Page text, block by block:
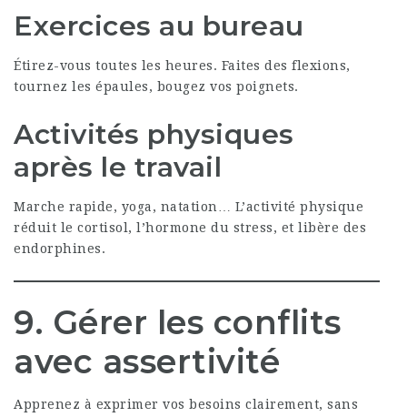
Exercices au bureau
Étirez-vous toutes les heures. Faites des flexions,
tournez les épaules, bougez vos poignets.
Activités physiques
après le travail
Marche rapide, yoga, natation… L’activité physique
réduit le cortisol, l’hormone du stress, et libère des
endorphines.
9. Gérer les conflits
avec assertivité
Apprenez à exprimer vos besoins clairement, sans